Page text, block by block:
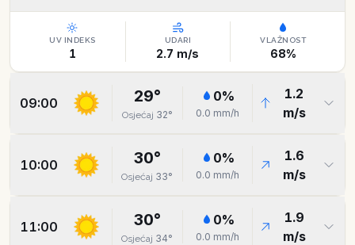
UV INDEKS
1
UDARI
2.7 m/s
VLAŽNOST
68%
09:00 29°
Osjećaj 32°
0%
0.0 mm/h
1.2
m/s
10:00 30°
Osjećaj 33°
0%
0.0 mm/h
1.6
m/s
11:00 30°
Osjećaj 34°
0%
0.0 mm/h
1.9
m/s